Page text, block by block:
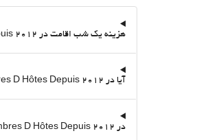
هزینه یک شب اقامت در Demeure & Dépendance Chambres D Hôtes Depuis 2012 از طریق Destinia چقدر است؟
آیا در Demeure & Dépendance Chambres D Hôtes Depuis 2012 استخر وجود دارد؟
در Demeure & Dépendance Chambres D Hôtes Depuis 2012، زمان ورود و خروج چگونه است؟